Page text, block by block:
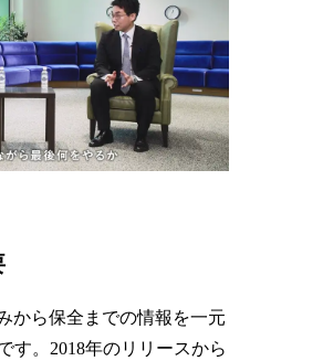
から保全までの情報を一元
す。2018年のリリースから